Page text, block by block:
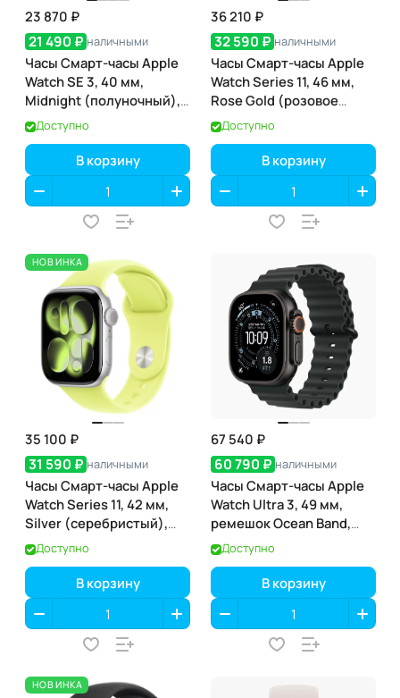
23 870 ₽
21 490 ₽ наличными
Часы Смарт-часы Apple
Watch SE 3, 40 мм,
Midnight (полуночный),
GPSДоступно
В корзину
36 210 ₽
32 590 ₽ наличными
Часы Смарт-часы Apple
Watch Series 11, 46 мм,
Rose Gold (розовое
золото), GPS
Доступно
В корзину
НОВИНКА
35 100 ₽
31 590 ₽ наличными
Часы Смарт-часы Apple
Watch Series 11, 42 мм,
Silver (серебристый),
GPSДоступно
В корзину
67 540 ₽
60 790 ₽ наличными
Часы Смарт-часы Apple
Watch Ultra 3, 49 мм,
ремешок Ocean Band,
Чёрный титан / Black
Titanium
Доступно
В корзину
НОВИНКА